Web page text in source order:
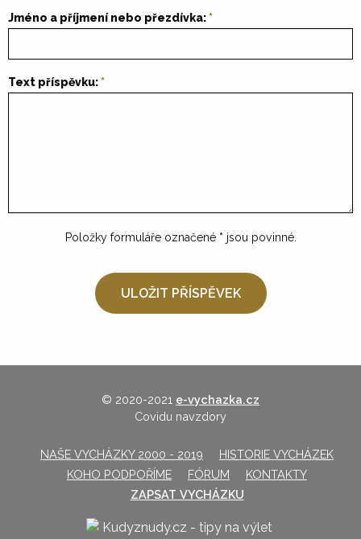
Jméno a příjmení nebo přezdívka:
Text příspěvku:
Položky formuláře označené * jsou povinné.
© 2020-2021 e-vychazka.cz
Covidu navzdory
NAŠE VYCHÁZKY 2000 - 2019
HISTORIE VYCHÁZEK
KOHO PODPOŘÍME
FÓRUM
KONTAKTY
ZAPSAT VYCHÁZKU